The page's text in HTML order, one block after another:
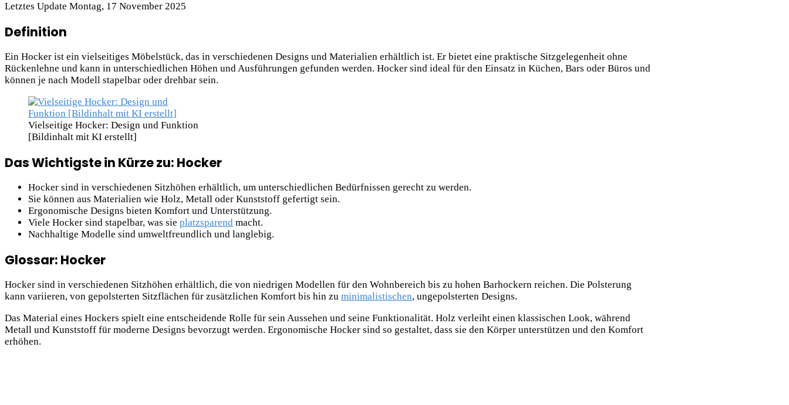
Letztes Update Montag, 17 November 2025
Definition
Ein Hocker ist ein vielseitiges Möbelstück, das in verschiedenen Designs und Materialien erhältlich ist. Er bietet eine praktische Sitzgelegenheit ohne
Rückenlehne und kann in unterschiedlichen Höhen und Ausführungen gefunden werden. Hocker sind ideal für den Einsatz in Küchen, Bars oder Büros und
können je nach Modell stapelbar oder drehbar sein.
Vielseitige Hocker: Design und Funktion
[Bildinhalt mit KI erstellt]
Das Wichtigste in Kürze zu: Hocker
Hocker sind in verschiedenen Sitzhöhen erhältlich, um unterschiedlichen Bedürfnissen gerecht zu werden.
Sie können aus Materialien wie Holz, Metall oder Kunststoff gefertigt sein.
Ergonomische Designs bieten Komfort und Unterstützung.
Viele Hocker sind stapelbar, was sie platzsparend macht.
Nachhaltige Modelle sind umweltfreundlich und langlebig.
Glossar: Hocker
Hocker sind in verschiedenen Sitzhöhen erhältlich, die von niedrigen Modellen für den Wohnbereich bis zu hohen Barhockern reichen. Die Polsterung
kann variieren, von gepolsterten Sitzflächen für zusätzlichen Komfort bis hin zu minimalistischen, ungepolsterten Designs.
Das Material eines Hockers spielt eine entscheidende Rolle für sein Aussehen und seine Funktionalität. Holz verleiht einen klassischen Look, während
Metall und Kunststoff für moderne Designs bevorzugt werden. Ergonomische Hocker sind so gestaltet, dass sie den Körper unterstützen und den Komfort
erhöhen.